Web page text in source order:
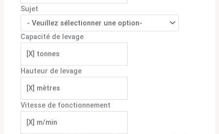
Sujet
Capacité de levage
Hauteur de levage
Vitesse de fonctionnement